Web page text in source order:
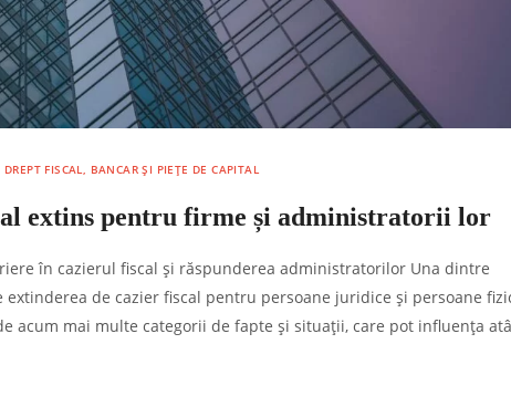
DREPT FISCAL, BANCAR ȘI PIEȚE DE CAPITAL
extins pentru firme și administratorii lor
în cazierul fiscal și răspunderea administratorilor Una dintre
de cazier fiscal pentru persoane juridice și persoane
acum mai multe categorii de fapte și situații, care pot influența